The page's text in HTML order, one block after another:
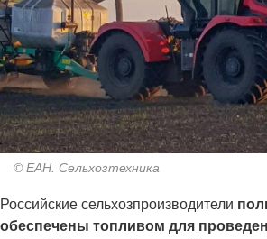
© ЕАН. Сельхозтехника
Российские сельхозпроизводители
обеспечены топливом для